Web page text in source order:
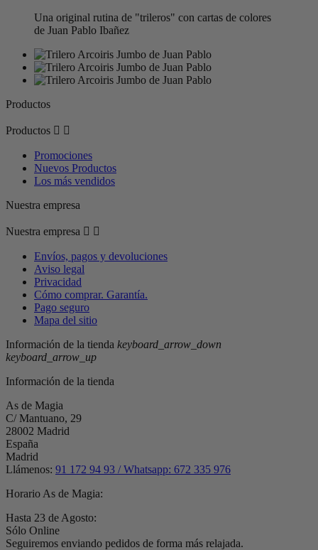
Una original rutina de "trileros" con cartas de colores
de Juan Pablo Ibañez
Productos
Productos  
Promociones
Nuevos Productos
Los más vendidos
Nuestra empresa
Nuestra empresa  
Envíos, pagos y devoluciones
Aviso legal
Privacidad
Cómo comprar. Garantía.
Pago seguro
Mapa del sitio
Información de la tienda keyboard_arrow_down
keyboard_arrow_up
Información de la tienda
As de Magia
C/ Mantuano, 29
28002 Madrid
España
Madrid
Llámenos: 91 172 94 93 / Whatsapp: 672 335 976
Horario As de Magia:
Hasta 23 de Agosto:
Sólo Online
Seguiremos enviando pedidos de forma más relajada.